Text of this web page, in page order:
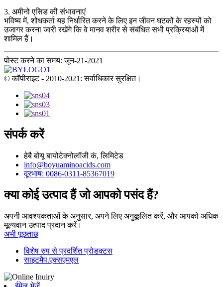
3. अमीनो एसिड की संभावनाएं
भविष्य में, शोधकर्ता यह निर्धारित करने के लिए इन जीवन घटकों के रहस्यों को
उजागर करना जारी रखेंगे कि वे मानव शरीर से संबंधित सभी प्रक्रियाओं में
शामिल हैं।
पोस्ट करने का समय: जून-21-2021
© कॉपीराइट - 2010-2021: सर्वाधिकार सुरक्षित।
संपर्क करें
हेबै बोयू बायोटेक्नोलॉजी कं, लिमिटेड
info@boyuaminoacids.com
दूरभाष: 0086-0311-85367019
क्या कोई उत्पाद हैं जो आपको पसंद हैं?
अपनी आवश्यकताओं के अनुसार, अपने लिए अनुकूलित करें, और आपको अधिक
मूल्यवान उत्पाद प्रदान करें।
अभी पूछताछ
विशेष रुप से प्रदर्शित प्रोडक्टस
साइटमैप.एक्सएमएल